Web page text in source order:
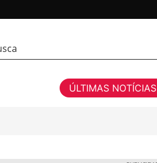
ÚLTIMAS NOTÍCIAS